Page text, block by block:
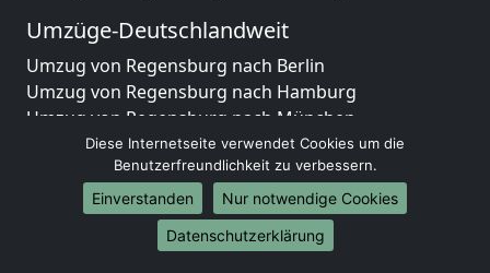
Umzüge-Deutschlandweit
Umzug von Regensburg nach Berlin
Umzug von Regensburg nach Hamburg
Umzug von Regensburg nach München
Umzug von Regensburg nach Köln
Umzug von Regensburg nach Frankfurt am Main
Umzug von Regensburg nach Stuttgart
Umzug von Regensburg nach Düsseldorf
Umzug von Regensburg nach Leipzig
Diese Internetseite verwendet Cookies um die
Benutzerfreundlichkeit zu verbessern.
Einverstanden
Nur notwendige Cookies
Datenschutzerklärung